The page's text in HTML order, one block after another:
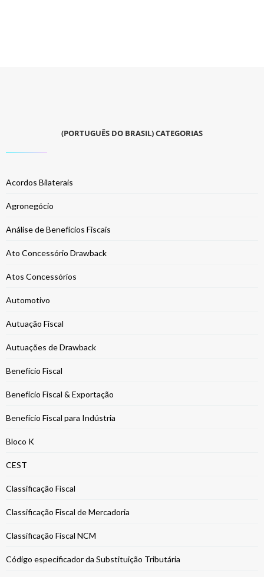
(PORTUGUÊS DO BRASIL) CATEGORIAS
Acordos Bilaterais
Agronegócio
Análise de Benefícios Fiscais
Ato Concessório Drawback
Atos Concessórios
Automotivo
Autuação Fiscal
Autuações de Drawback
Benefício Fiscal
Benefício Fiscal & Exportação
Benefício Fiscal para Indústria
Bloco K
CEST
Classificação Fiscal
Classificação Fiscal de Mercadoria
Classificação Fiscal NCM
Código especificador da Substituição Tributária